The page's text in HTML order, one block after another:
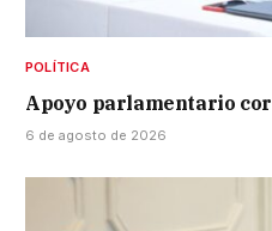
POLÍTICA
Apoyo parlamentario
6 de agosto de 2026